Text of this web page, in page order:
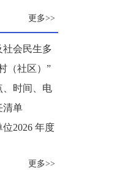
更多>>
会民生多
（社区）”
、时间、电
清单
2026 年度
更多>>